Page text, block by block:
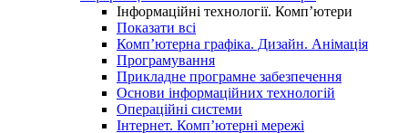
Інформаційні технології. Комп’ютери
Показати всі
Комп’ютерна графіка. Дизайн. Анімація
Програмування
Прикладне програмне забезпечення
Основи інформаційних технологій
Операційні системи
Інтернет. Комп’ютерні мережі